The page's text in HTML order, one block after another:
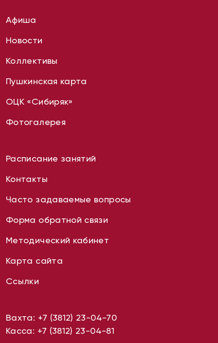
Афиша
Новости
Коллективы
Пушкинская карта
ОЦК «Сибиряк»
Фотогалерея
Расписание занятий
Контакты
Часто задаваемые вопросы
Форма обратной связи
Методический кабинет
Карта сайта
Ссылки
Вахта: +7 (3812) 23-04-70
Касса: +7 (3812) 23-04-81